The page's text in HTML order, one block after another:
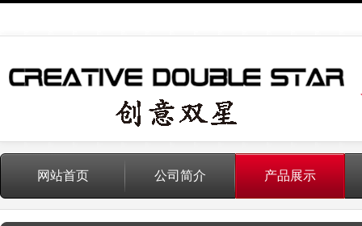
网站首页 公司简介 产品展示